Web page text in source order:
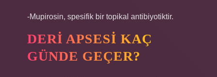
-Mupirosin, spesifik bir topikal antibiyotiktir.
DERI APSESI KAÇ
GÜNDE GEÇER?